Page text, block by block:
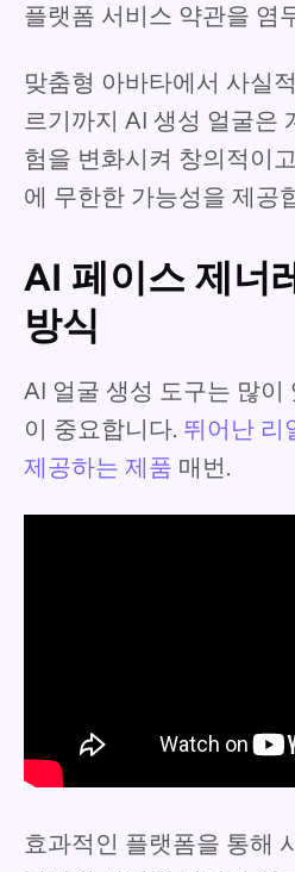
플랫폼 서비스 약관을 염
맞춤형 아바타에서 사실
르기까지 AI 생성 얼굴은
험을 변화시켜 창의적이
에 무한한 가능성을 제공
AI 페이스 제너
방식
AI 얼굴 생성 도구는 많이
이 중요합니다. 뛰어난 리
제공하는 제품 매번.
효과적인 플랫폼을 통해